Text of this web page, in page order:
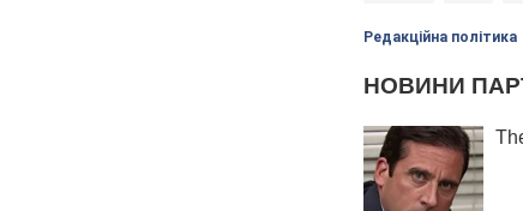
Редакційна політика